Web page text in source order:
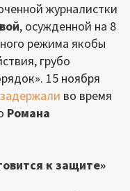
журналистки
, осужденной на 8
режима якобы
грубо
15 ноября
задержали во время
Романа
к защите»